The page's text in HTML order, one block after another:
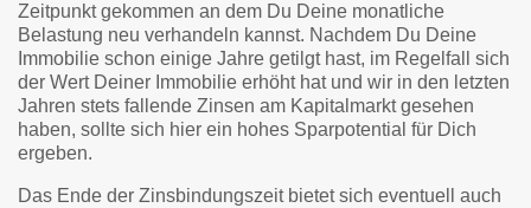
Zeitpunkt gekommen an dem Du Deine monatliche
Belastung neu verhandeln kannst. Nachdem Du Deine
Immobilie schon einige Jahre getilgt hast, im Regelfall sich
der Wert Deiner Immobilie erhöht hat und wir in den letzten
Jahren stets fallende Zinsen am Kapitalmarkt gesehen
haben, sollte sich hier ein hohes Sparpotential für Dich
ergeben.
Das Ende der Zinsbindungszeit bietet sich eventuell auch